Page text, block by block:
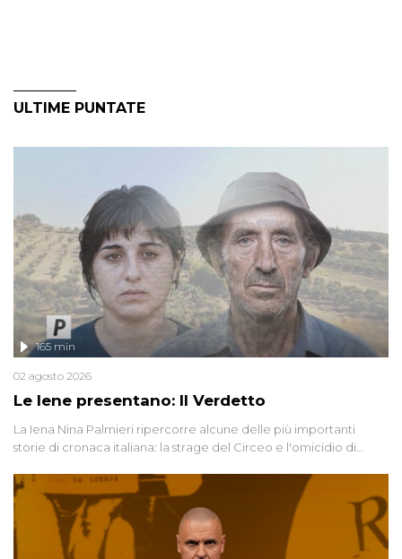
ULTIME PUNTATE
Le Iene presentano: Il Verdetto
165 min
02 agosto 2026
La Iena Nina Palmieri ripercorre alcune delle più importanti
storie di cronaca italiana: la strage del Circeo e l'omicidio di